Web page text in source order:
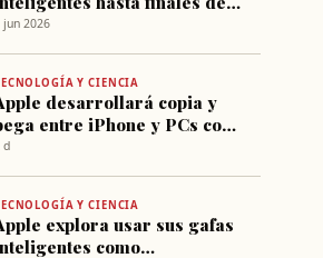
por limitaciones de Siri
jun 2026
Y CIENCIA
desarrollará copia y
entre iPhone y PCs con
d
Y CIENCIA
explora usar sus gafas
como